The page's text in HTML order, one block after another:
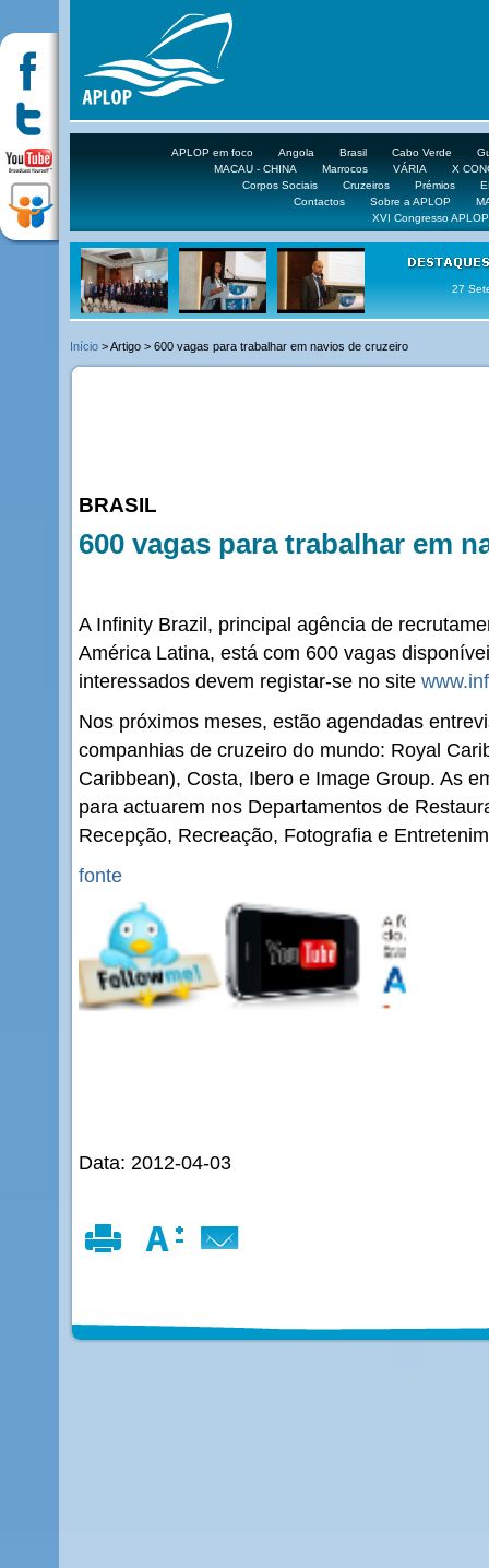
APLOP em foco Angola Brasil Cabo Verde
MACAU - CHINA
Marrocos VÁRIA
X
Corpos Sociais
Cruzeiros Prémios
Contactos
Sobre a APLOP
XVI Congresso APLOP
16 DE
Início > Artigo > 600 vagas para trabalhar em navios de cruzeiro
BRASIL
600 vagas para trabalhar em
A Infinity Brazil, principal agência de
América Latina, está com 600 vagas
interessados devem registar-se no site
Nos próximos meses, estão agendadas
companhias de cruzeiro do mundo: Royal
Caribbean), Costa, Ibero e Image Group. As
para actuarem nos Departamentos de
Recepção, Recreação, Fotografia e
fonte
Data: 2012-04-03